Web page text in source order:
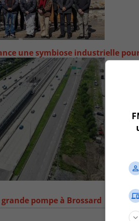
une symbiose industrielle
pompe à Brossard